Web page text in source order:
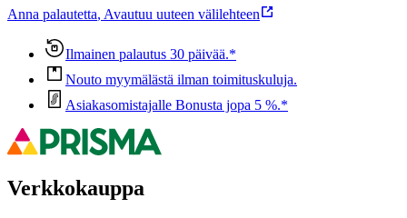
Anna palautetta, Avautuu uuteen välilehteen
Ilmainen palautus 30 päivää.*
Nouto myymälästä ilman toimituskuluja.
Asiakasomistajalle Bonusta jopa 5 %.*
Verkkokauppa